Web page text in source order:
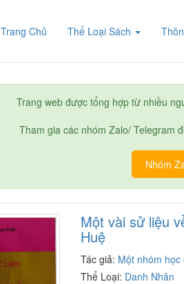
Trang Chủ (current)Thể Loại Sách
Trang web được tổng hợp từ nhiều
Tham gia các nhóm Zalo/ Telegram
Nhóm
Một vài sử liệu
Huệ
Tác giả: Một nhóm học
Thể Loại: Danh Nhân